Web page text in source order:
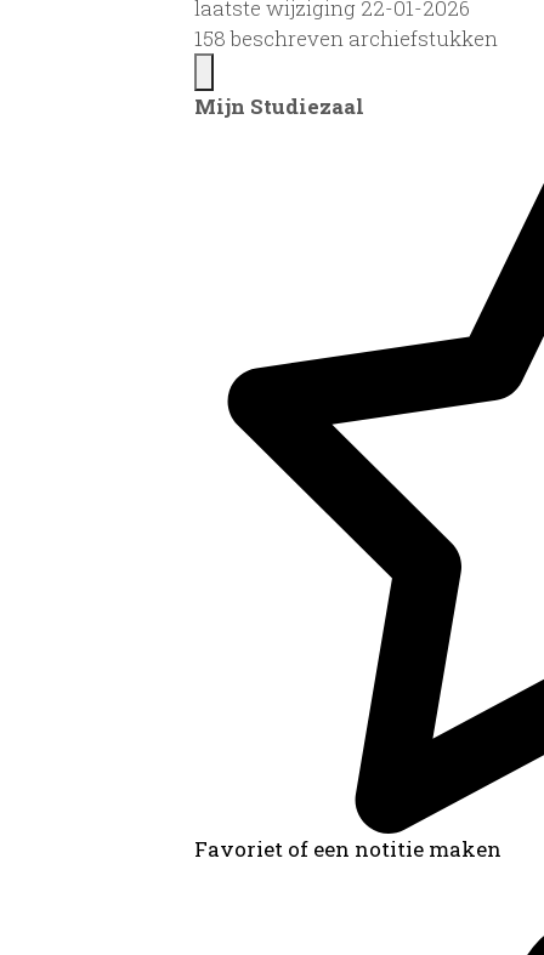
laatste wijziging 22-01-2026
158 beschreven archiefstukken
Mijn Studiezaal
Favoriet of een notitie maken